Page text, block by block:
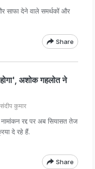
साफा देने वाले समर्थकों और
Share
अशोक गहलोत ने
कुमार
रद्द पर अब सियासत तेज
दे रहे हैं.
Share